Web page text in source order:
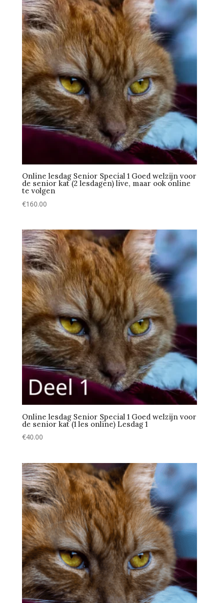
Online lesdag Senior Special 1 Goed welzijn voor
de senior kat (2 lesdagen) live, maar ook online
te volgen
€160.00
Online lesdag Senior Special 1 Goed welzijn voor
de senior kat (1 les online) Lesdag 1
€40.00